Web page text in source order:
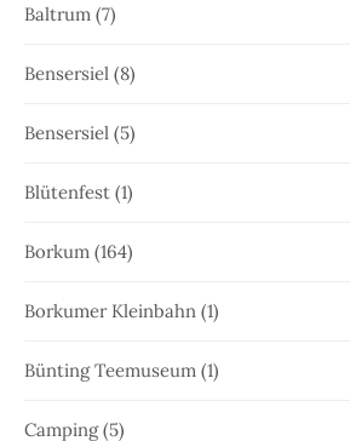
Baltrum (7)
Bensersiel (8)
Bensersiel (5)
Blütenfest (1)
Borkum (164)
Borkumer Kleinbahn (1)
Bünting Teemuseum (1)
Camping(5)